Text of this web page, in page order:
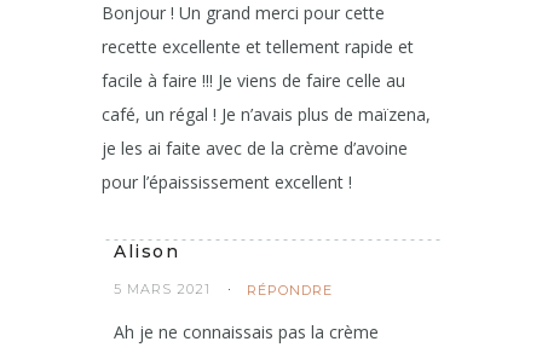
Bonjour ! Un grand merci pour cette
recette excellente et tellement rapide et
facile à faire !!! Je viens de faire celle au
café, un régal ! Je n’avais plus de maïzena,
je les ai faite avec de la crème d’avoine
pour l’épaississement excellent !
Alison
5 MARS 2021 RÉPONDRE
Ah je ne connaissais pas la crème